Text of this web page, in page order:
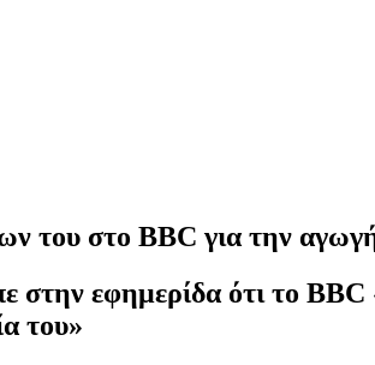
του στο BBC για την
εφημερίδα ότι το
του»